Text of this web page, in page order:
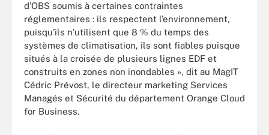
d’OBS soumis à certaines contraintes
réglementaires : ils respectent l’environnement,
puisqu’ils n’utilisent que 8 % du temps des
systèmes de climatisation, ils sont fiables puisque
situés à la croisée de plusieurs lignes EDF et
construits en zones non inondables », dit au MagIT
Cédric Prévost, le directeur marketing Services
Managés et Sécurité du département Orange Cloud
for Business.